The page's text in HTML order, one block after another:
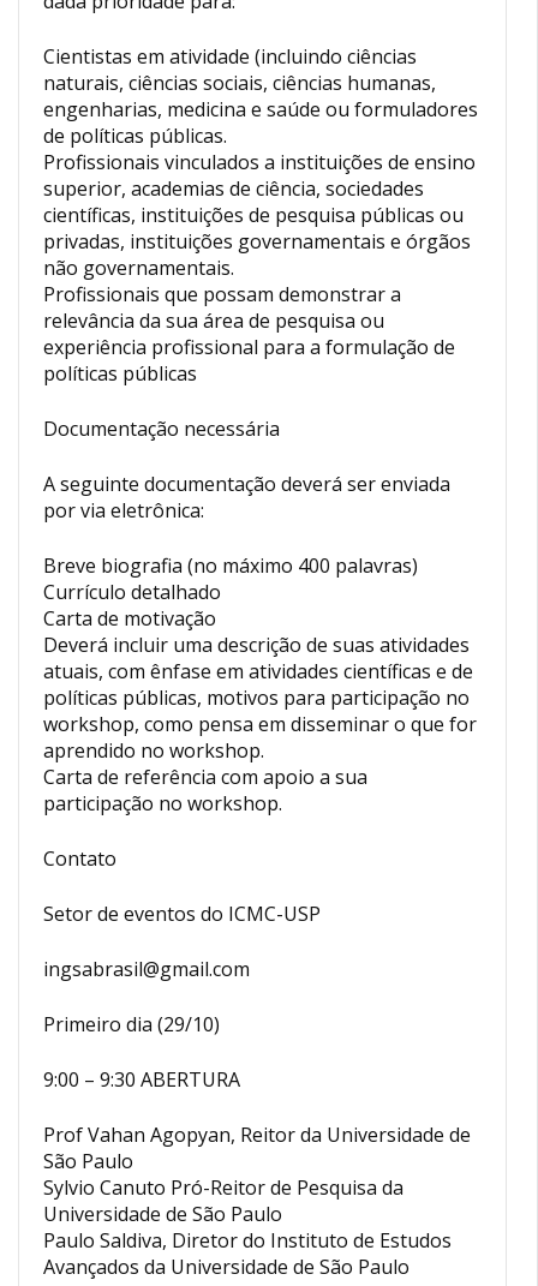
Cientistas em atividade (incluindo ciências
naturais, ciências sociais, ciências humanas,
engenharias, medicina e saúde ou formuladores
de políticas públicas.
Profissionais vinculados a instituições de ensino
superior, academias de ciência, sociedades
científicas, instituições de pesquisa públicas ou
privadas, instituições governamentais e órgãos
não governamentais.
Profissionais que possam demonstrar a
relevância da sua área de pesquisa ou
experiência profissional para a formulação de
políticas públicas
Documentação necessária
A seguinte documentação deverá ser enviada
por via eletrônica:
Breve biografia (no máximo 400 palavras)
Currículo detalhado
Carta de motivação
Deverá incluir uma descrição de suas atividades
atuais, com ênfase em atividades científicas e de
políticas públicas, motivos para participação no
workshop, como pensa em disseminar o que for
aprendido no workshop.
Carta de referência com apoio a sua
participação no workshop.
Contato
Setor de eventos do ICMC-USP
ingsabrasil@gmail.com
Primeiro dia (29/10)
9:00 – 9:30 ABERTURA
Prof Vahan Agopyan, Reitor da Universidade de
São Paulo
Sylvio Canuto Pró-Reitor de Pesquisa da
Universidade de São Paulo
Paulo Saldiva, Diretor do Instituto de Estudos
Avançados da Universidade de São Paulo